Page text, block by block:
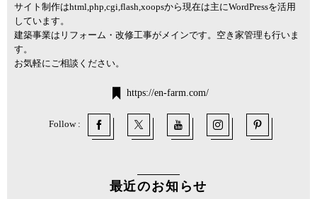
サイト制作はhtml,php,cgi,flash,xoopsから現在は主にWordPressを活用
しています。
建築事業はリフォーム・改修工事がメインです。空き家管理も行いま
す。
お気軽にご相談ください。
https://en-farm.com/
Follow :
最近のお知らせ